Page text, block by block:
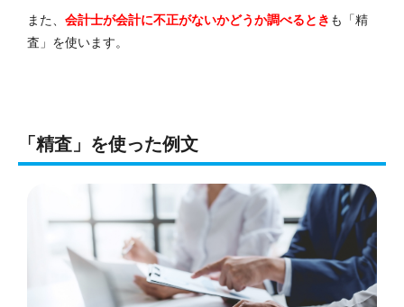
また、 会計士が会計に不正がないかどうか調べるとき も「精
査」を使います。
「精査」を使った例文